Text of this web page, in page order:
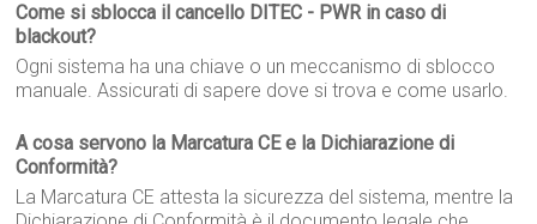
Come si sblocca il cancello DITEC - PWR in caso di
blackout?
Ogni sistema ha una chiave o un meccanismo di sblocco
manuale. Assicurati di sapere dove si trova e come usarlo.
A cosa servono la Marcatura CE e la Dichiarazione di
Conformità?
La Marcatura CE attesta la sicurezza del sistema, mentre la